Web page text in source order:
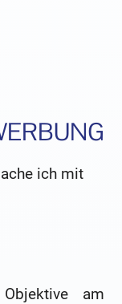
ich mit
am